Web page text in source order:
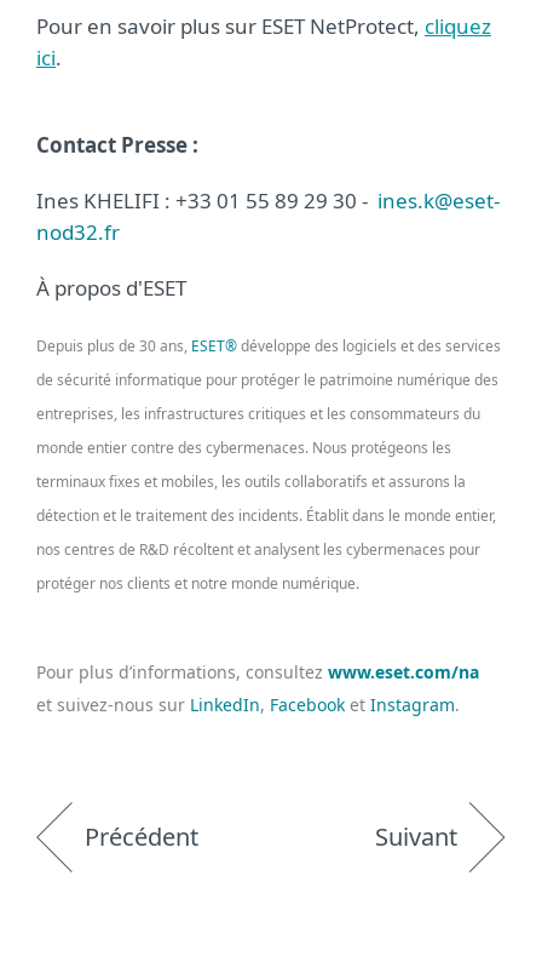
Pour en savoir plus sur ESET NetProtect, cliquez
ici.
Contact Presse :
Ines KHELIFI : +33 01 55 89 29 30 - ines.k@eset-
nod32.fr
À propos d'ESET
Depuis plus de 30 ans, ESET®développe des logiciels et des services
de sécurité informatique pour protéger le patrimoine numérique des
entreprises, les infrastructures critiques et les consommateurs du
monde entier contre des cybermenaces. Nous protégeons les
terminaux fixes et mobiles, les outils collaboratifs et assurons la
détection et le traitement des incidents. Établit dans le monde entier,
nos centres de R&D récoltent et analysent les cybermenaces pour
protéger nos clients et notre monde numérique.
Pour plus d’informations, consultez www.eset.com/na
et suivez-nous sur LinkedIn, Facebook et Instagram.
Précédent Suivant